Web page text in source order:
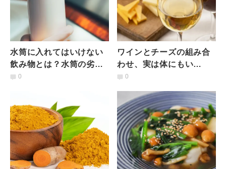
水筒に入れてはいけない
飲み物とは？水筒の劣化
によって起こりうる健康
0
ワインとチーズの組み合
わせ、実は体にもい
い？"適度な脂質"がもた
士が解説
0